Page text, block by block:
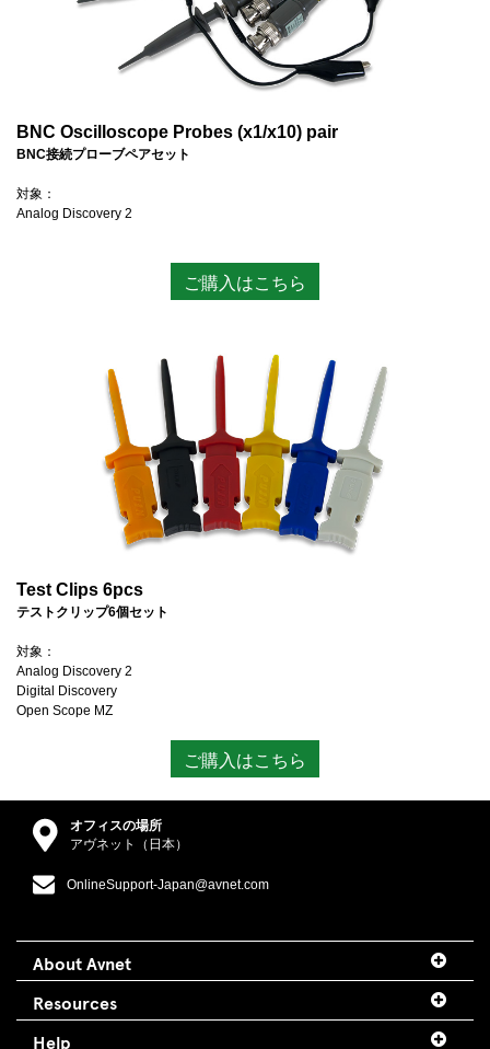
BNC Oscilloscope Probes (x1/x10) pair
BNC接続プローブペアセット
対象：
Analog Discovery 2
ご購入はこちら
Test Clips 6pcs
テストクリップ6個セット
対象：
Analog Discovery 2
Digital Discovery
Open Scope MZ
ご購入はこちら
オフィスの場所
アヴネット（日本）
OnlineSupport-Japan@avnet.com
About Avnet
Resources
Help